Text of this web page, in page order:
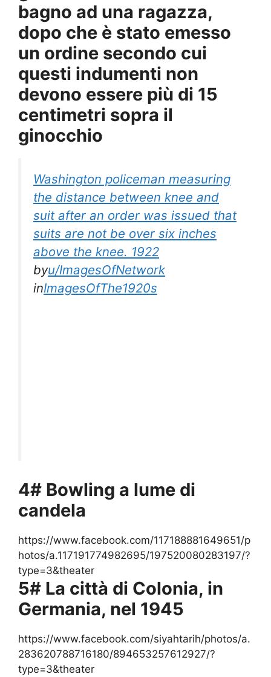
bagno ad una ragazza,
dopo che è stato emesso
un ordine secondo cui
questi indumenti non
devono essere più di 15
centimetri sopra il
ginocchio
Washington policeman measuring
the distance between knee and
suit after an order was issued that
suits are not be over six inches
above the knee. 1922
byu/ImagesOfNetwork
inImagesOfThe1920s
4# Bowling a lume di
candela
https://www.facebook.com/117188881649651/p
hotos/a.117191774982695/197520080283197/?
type=3&theater
5# La città di Colonia, in
Germania, nel 1945
https://www.facebook.com/siyahtarih/photos/a.
283620788716180/894653257612927/?
type=3&theater